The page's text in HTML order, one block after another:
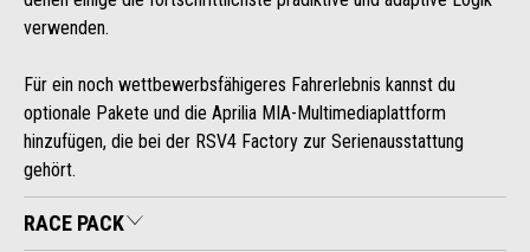
verwenden.
Für ein noch wettbewerbsfähigeres Fahrerlebnis kannst du
optionale Pakete und die Aprilia MIA-Multimediaplattform
hinzufügen, die bei der RSV4 Factory zur Serienausstattung
gehört.
RACE PACK